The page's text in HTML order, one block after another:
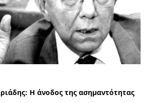
Η άνοδος της ασημαντότητας